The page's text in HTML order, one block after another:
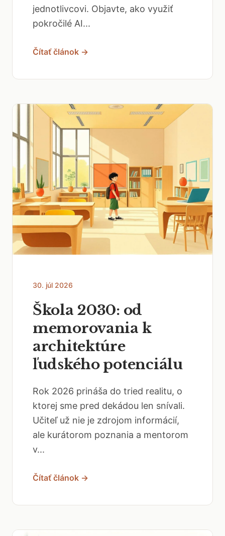
jednotlivcovi. Objavte, ako využiť
pokročilé AI...
Čítať článok →
30. júl 2026
Škola 2030: od
memorovania k
architektúre
ľudského potenciálu
Rok 2026 prináša do tried realitu, o
ktorej sme pred dekádou len snívali.
Učiteľ už nie je zdrojom informácií,
ale kurátorom poznania a mentorom
v...
Čítať článok →